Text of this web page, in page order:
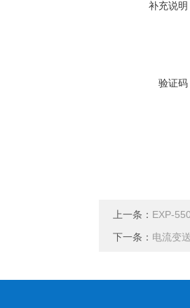
补充说明
验证码
上一条： EXP-
下一条： 电流变